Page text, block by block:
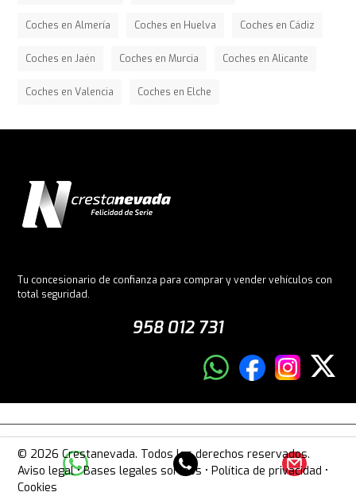
Coches en Almería Coches en Huelva Coches en Cádiz
Coches en Jaén Coches en Murcia Coches en Alicante
Coches en Valencia Coches en Elche
Tu concesionario de confianza para comprar y vender vehículos con
total seguridad.
958 012 731
© 2026 Crestanevada. Todos los derechos reservados.
Aviso legal•Bases legales sorteos •Política de privacidad •
Cookies